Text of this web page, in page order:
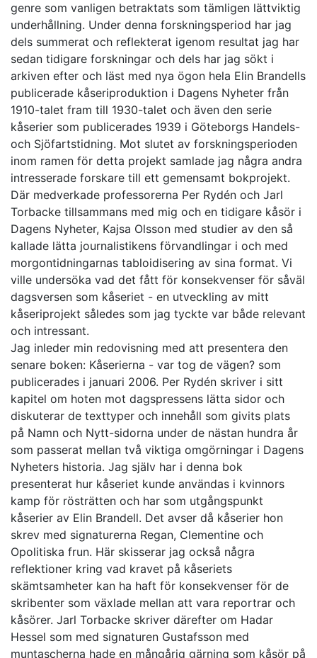
genre som vanligen betraktats som tämligen lättviktig
underhållning. Under denna forskningsperiod har jag
dels summerat och reflekterat igenom resultat jag har
sedan tidigare forskningar och dels har jag sökt i
arkiven efter och läst med nya ögon hela Elin Brandells
publicerade kåseriproduktion i Dagens Nyheter från
1910-talet fram till 1930-talet och även den serie
kåserier som publicerades 1939 i Göteborgs Handels-
och Sjöfartstidning. Mot slutet av forskningsperioden
inom ramen för detta projekt samlade jag några andra
intresserade forskare till ett gemensamt bokprojekt.
Där medverkade professorerna Per Rydén och Jarl
Torbacke tillsammans med mig och en tidigare kåsör i
Dagens Nyheter, Kajsa Olsson med studier av den så
kallade lätta journalistikens förvandlingar i och med
morgontidningarnas tabloidisering av sina format. Vi
ville undersöka vad det fått för konsekvenser för såväl
dagsversen som kåseriet - en utveckling av mitt
kåseriprojekt således som jag tyckte var både relevant
och intressant.
Jag inleder min redovisning med att presentera den
senare boken: Kåserierna - var tog de vägen? som
publicerades i januari 2006. Per Rydén skriver i sitt
kapitel om hoten mot dagspressens lätta sidor och
diskuterar de texttyper och innehåll som givits plats
på Namn och Nytt-sidorna under de nästan hundra år
som passerat mellan två viktiga omgörningar i Dagens
Nyheters historia. Jag själv har i denna bok
presenterat hur kåseriet kunde användas i kvinnors
kamp för rösträtten och har som utgångspunkt
kåserier av Elin Brandell. Det avser då kåserier hon
skrev med signaturerna Regan, Clementine och
Opolitiska frun. Här skisserar jag också några
reflektioner kring vad kravet på kåseriets
skämtsamheter kan ha haft för konsekvenser för de
skribenter som växlade mellan att vara reportrar och
kåsörer. Jarl Torbacke skriver därefter om Hadar
Hessel som med signaturen Gustafsson med
muntascherna hade en mångårig gärning som kåsör på